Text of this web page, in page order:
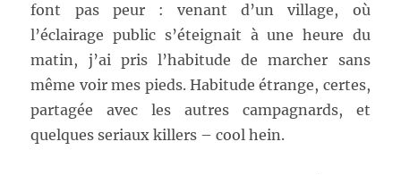
font pas peur : venant d’un village, où
l’éclairage public s’éteignait à une heure du
matin, j’ai pris l’habitude de marcher sans
même voir mes pieds. Habitude étrange, certes,
partagée avec les autres campagnards, et
quelques seriaux killers – cool hein.